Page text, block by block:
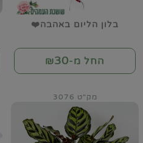
בלון הליום באהבה❤️
החל מ-₪30
מק"ט 3076